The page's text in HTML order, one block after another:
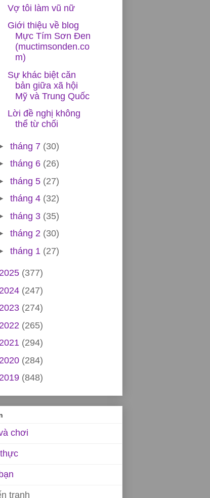
Vợ tôi làm vũ nữ
Giới thiệu về blog
Mực Tím Sơn Đen
(muctimsonden.co
m)
Sự khác biệt căn
bản giữa xã hội
Mỹ và Trung Quốc
Lời đề nghị không
thể từ chối
tháng 7 (30)
tháng 6 (26)
tháng 5 (27)
tháng 4 (32)
tháng 3 (35)
tháng 2 (30)
tháng 1 (27)
2025 (377)
2024 (247)
2023 (274)
2022 (265)
2021 (294)
2020 (284)
2019 (848)
chơi
tranh